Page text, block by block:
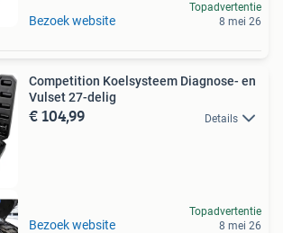
Bezoek website
Topadvertentie
8 mei 26
Competition Koelsysteem Diagnose- en
Vulset 27-delig
€ 104,99 Details
Bezoek website
Topadvertentie
8 mei 26